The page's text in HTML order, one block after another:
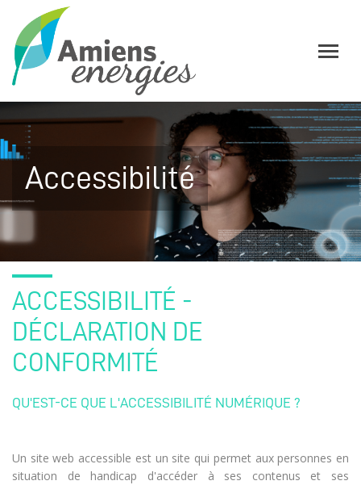
Accessibilité
ACCESSIBILITÉ -
DÉCLARATION DE
CONFORMITÉ
QU'EST-CE QUE L'ACCESSIBILITÉ NUMÉRIQUE ?
Un site web accessible est un site qui permet aux personnes en
situation de handicap d'accéder à ses contenus et ses